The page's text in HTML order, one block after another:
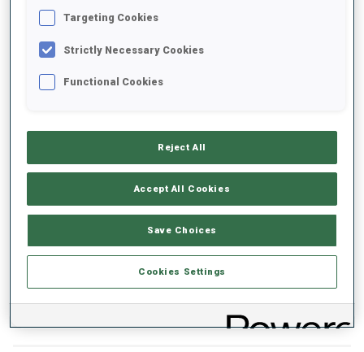
RETARD SUR LE MEILLEUR CHRONO SKI
TIR COUCHÉ
Données non disponibles
TENDANCE DES PERFORMANCES
DONNÉES NON DISPONIBLES
Targeting Cookies
Strictly Necessary Cookies
Functional Cookies
Reject All
Accept All Cookies
Save Choices
Cookies Settings